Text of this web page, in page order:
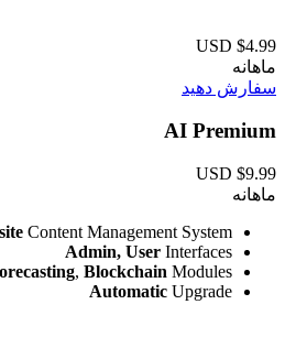
$4.99 USD
ماهانه
سفارش دهید
AI Premium
$9.99 USD
ماهانه
Content Management System
Admin, User Interfaces
, Blockchain Modules
Automatic Upgrade